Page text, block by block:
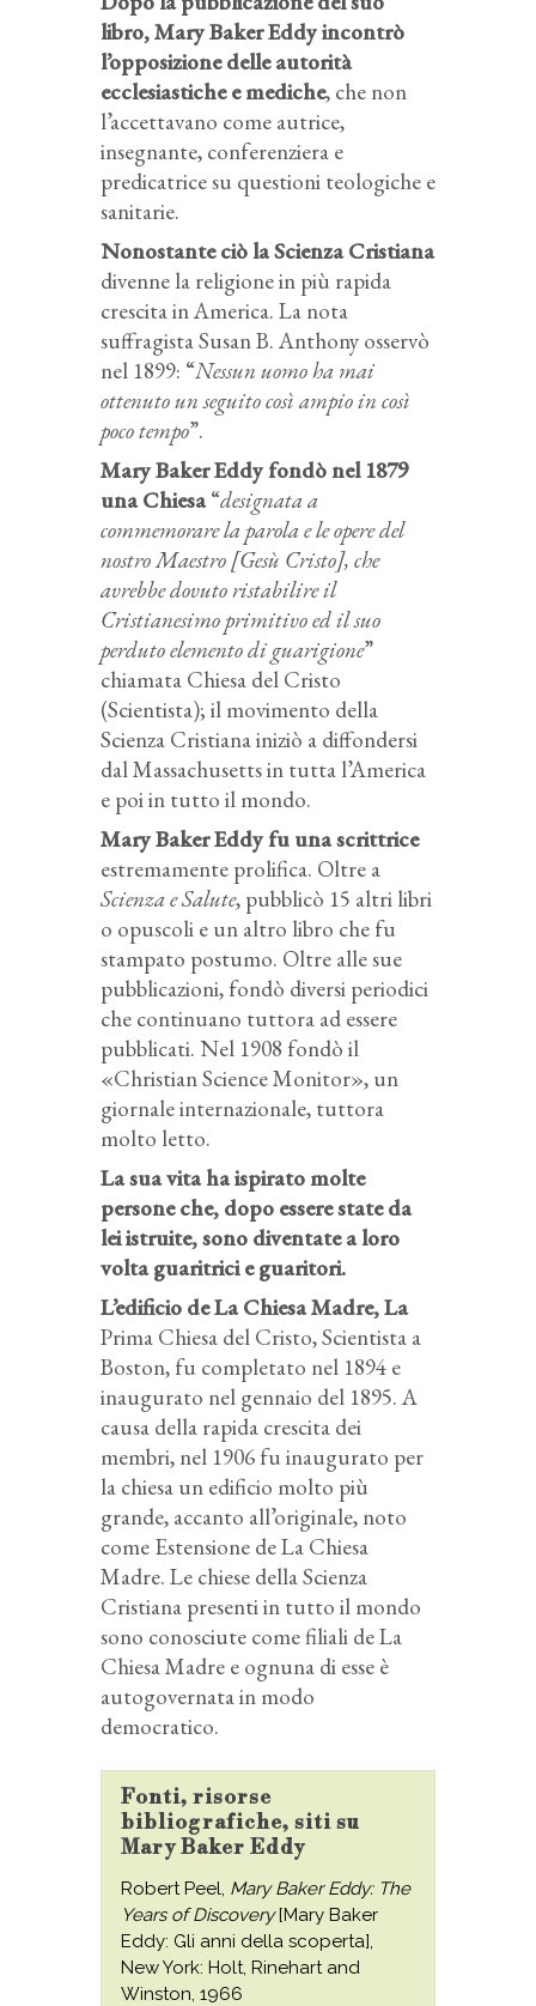
libro, Mary Baker Eddy incontrò
l’opposizione delle autorità
ecclesiastiche e mediche, che non
l’accettavano come autrice,
insegnante, conferenziera e
predicatrice su questioni teologiche e
sanitarie.
Nonostante ciò la Scienza Cristiana
divenne la religione in più rapida
crescita in America. La nota
suffragista Susan B. Anthony osservò
nel 1899: “Nessun uomo ha mai
ottenuto un seguito così ampio in così
poco tempo”.
Mary Baker Eddy fondò nel 1879
una Chiesa“designata a
commemorare la parola e leopere del
nostro Maestro [Gesù Cristo], che
avrebbe dovuto ristabilire il
Cristianesimo primitivo ed il suo
perduto elemento di guarigione”
chiamata Chiesa del Cristo
(Scientista); il movimento della
Scienza Cristiana iniziò a diffondersi
dal Massachusetts in tutta l’America
e poi in tutto il mondo.
Mary Baker Eddy fu una scrittrice
estremamente prolifica. Oltre a
Scienza e Salute, pubblicò 15 altri libri
o opuscoli e un altro libro che fu
stampato postumo. Oltre alle sue
pubblicazioni, fondò diversi periodici
che continuano tuttora ad essere
pubblicati. Nel 1908 fondò il
«Christian Science Monitor», un
giornale internazionale, tuttora
molto letto.
La sua vita ha ispirato molte
persone che, dopo essere state da
lei istruite, sono diventate a loro
volta guaritrici e guaritori.
L’edificio de La Chiesa Madre, La
Prima Chiesa del Cristo, Scientista a
Boston, fu completato nel 1894 e
inaugurato nel gennaio del 1895. A
causa della rapida crescita dei
membri, nel 1906 fu inaugurato per
la chiesa un edificio molto più
grande, accanto all’originale, noto
come Estensione de La Chiesa
Madre. Le chiese della Scienza
Cristiana presenti in tutto il mondo
sono conosciute come filiali de La
Chiesa Madre e ognuna di esse è
autogovernata in modo
democratico.
Fonti, risorse
bibliografiche, siti su
Mary Baker Eddy
Robert Peel, Mary Baker Eddy: The
Years of Discovery[Mary Baker
Eddy: Gli anni della scoperta],
New York: Holt, Rinehart and
Winston, 1966